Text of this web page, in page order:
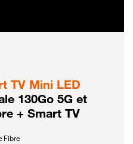
TV Mini LED
130Go 5G et
+ Smart TV
Fibre